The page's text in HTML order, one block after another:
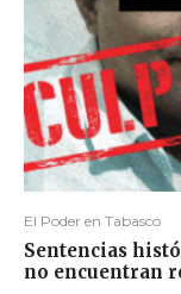
El Poder en Tabasco
Sentencias
no encuentran